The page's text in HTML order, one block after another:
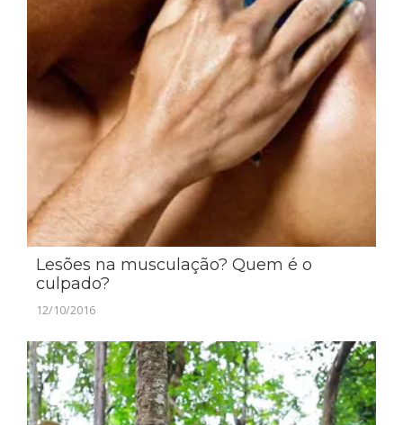
Lesões na musculação? Quem é o
culpado?
12/10/2016